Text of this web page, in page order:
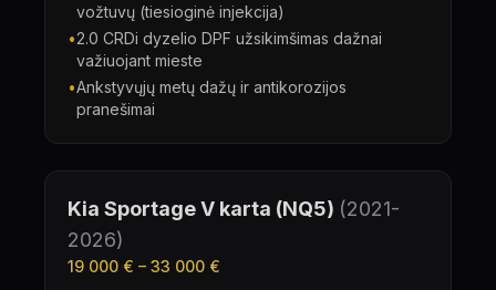
vožtuvų (tiesioginė injekcija)
•2.0 CRDi dyzelio DPF užsikimšimas dažnai
važiuojant mieste
•Ankstyvųjų metų dažų ir antikorozijos
pranešimai
Kia SportageV karta (NQ5) (2021-
2026)
19 000 € – 33 000 €